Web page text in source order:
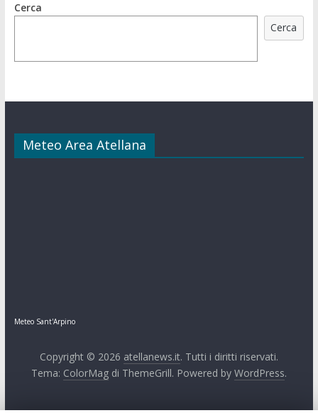
Cerca
Cerca
Meteo Area Atellana
Meteo Sant'Arpino
Copyright © 2026 atellanews.it. Tutti i diritti riservati.
Tema: ColorMagdi ThemeGrill. Powered by WordPress.